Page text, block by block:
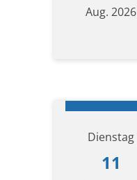
Aug. 2026
Dienstag
11